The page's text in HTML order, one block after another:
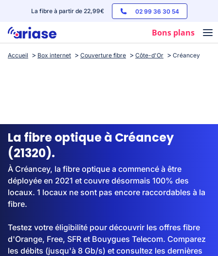
La fibre à partir de 22,99€ 02 99 36 30 54
Bons plans
Box internet
Streaming
Accueil Box internet Couverture fibre Côte-d'Or Créancey
La fibre optique à Créancey
(21320).
À Créancey, la fibre optique a commencé à être
déployée en 2021 et couvre désormais 100% des
locaux. 1 locaux ne sont pas encore raccordables à la
fibre.
Testez votre éligibilité pour découvrir les offres fibre
d'Orange, Free, SFR et Bouygues Telecom. Comparez
les débits (jusqu'à 8 Gb/s) et consultez les dernières